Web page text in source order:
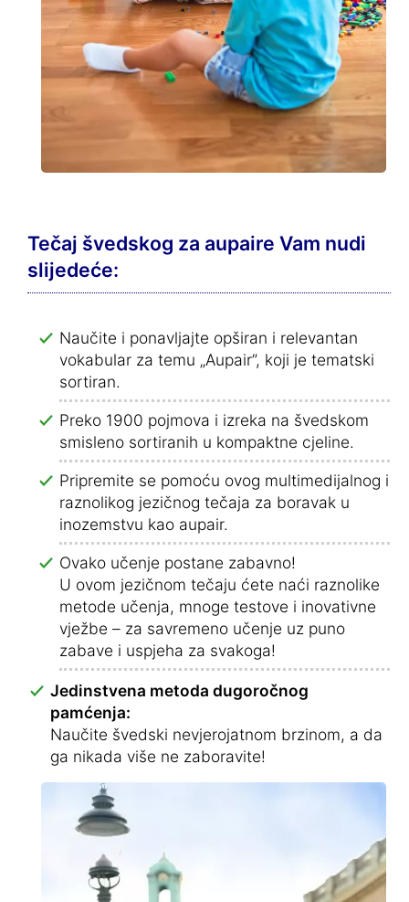
Tečaj švedskog za aupaire Vam nudi
slijedeće:
Naučite i ponavljajte opširan i relevantan
vokabular za temu „Aupair”, koji je tematski
sortiran.
Preko 1900 pojmova i izreka na švedskom
smisleno sortiranih u kompaktne cjeline.
Pripremite se pomoću ovog multimedijalnog i
raznolikog jezičnog tečaja za boravak u
inozemstvu kao aupair.
Ovako učenje postane zabavno!
U ovom jezičnom tečaju ćete naći raznolike
metode učenja, mnoge testove i inovativne
vježbe – za savremeno učenje uz puno
zabave i uspjeha za svakoga!
Jedinstvena metoda dugoročnog
pamćenja:
Naučite švedski nevjerojatnom brzinom, a da
ga nikada više ne zaboravite!